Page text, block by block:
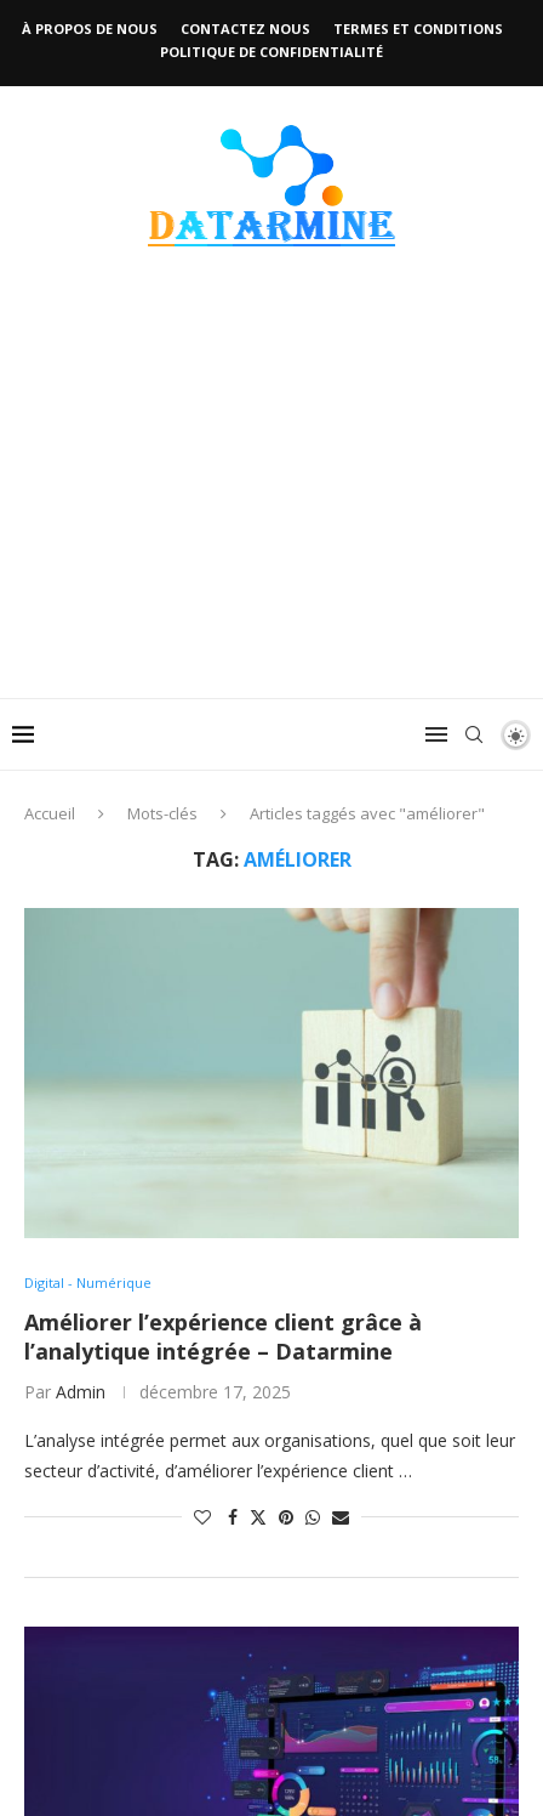
À PROPOS DE NOUS CONTACTEZ NOUS
TERMES ET CONDITIONS
POLITIQUE DE CONFIDENTIALITÉ
Accueil Mots-clés Articles taggés avec "améliorer"
TAG:AMÉLIORER
Digital - Numérique
Améliorer l’expérience client grâce à
l’analytique intégrée – Datarmine
Par Admin décembre 17, 2025
L’analyse intégrée permet aux organisations, quel que soit leur
secteur d’activité, d’améliorer l’expérience client …